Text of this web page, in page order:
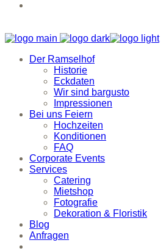
Der Ramselhof
Historie
Eckdaten
Wir sind bargusto
Impressionen
Bei uns Feiern
Hochzeiten
Konditionen
FAQ
Corporate Events
Services
Catering
Mietshop
Fotografie
Dekoration & Floristik
Blog
Anfragen